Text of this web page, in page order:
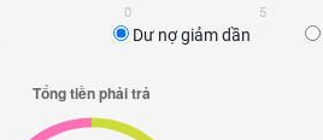
0 5
Dư nợ giảm dần